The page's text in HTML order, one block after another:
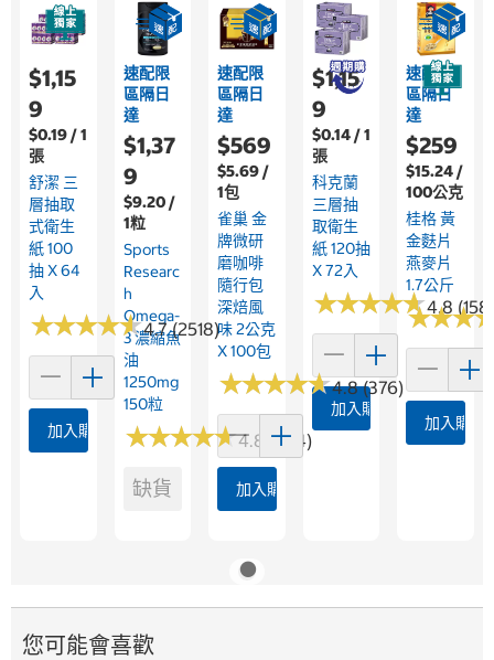
$1,15
9
$0.19 / 1
張
舒潔 三
層抽取
式衛生
紙 100
抽 X 64
入
★★★★★
★★★★★4.7 (2518)
加入購物車
速配限
區隔日
達
$1,37
9
$9.20 /
1粒
Sports
Researc
H
Omega-
3 濃縮魚
油
1250mg
150粒
★★★★★
★★★★★4.8 (364)
缺貨
速配限
區隔日
達
$569
$5.69 /
1包
雀巢 金
牌微研
磨咖啡
隨行包
深焙風
味 2公克
X 100包
★★★★★
★★★★★4.8 (376)
加入購物車
$1,15
9
$0.14 / 1
張
科克蘭
三層抽
取衛生
紙 120抽
X 72入
★★★★★
★★★★★4.8
加入購物車
速配限
區隔日
達
$259
$15.24 /
100公克
桂格 黃
金麩片
燕麥片
1.7公斤
★★★
★★★
加入購物
您可能會喜歡